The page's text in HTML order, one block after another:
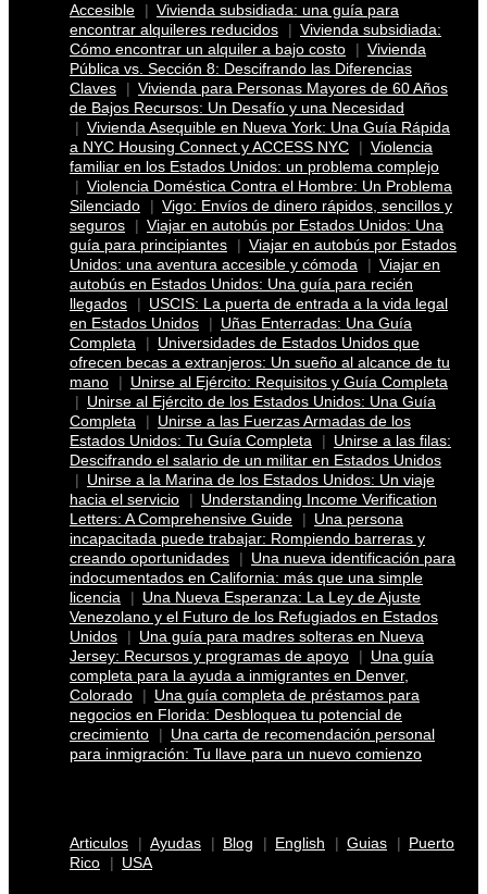
Accesible
Vivienda subsidiada: una guía para
encontrar alquileres reducidos
Vivienda subsidiada:
Cómo encontrar un alquiler a bajo costo
Vivienda
Pública vs. Sección 8: Descifrando las Diferencias
Claves
Vivienda para Personas Mayores de 60 Años
de Bajos Recursos: Un Desafío y una Necesidad
Vivienda Asequible en Nueva York: Una Guía Rápida
a NYC Housing Connect y ACCESS NYC
Violencia
familiar en los Estados Unidos: un problema complejo
Violencia Doméstica Contra el Hombre: Un Problema
Silenciado
Vigo: Envíos de dinero rápidos, sencillos y
seguros
Viajar en autobús por Estados Unidos: Una
guía para principiantes
Viajar en autobús por Estados
Unidos: una aventura accesible y cómoda
Viajar en
autobús en Estados Unidos: Una guía para recién
llegados
USCIS: La puerta de entrada a la vida legal
en Estados Unidos
Uñas Enterradas: Una Guía
Completa
Universidades de Estados Unidos que
ofrecen becas a extranjeros: Un sueño al alcance de tu
mano
Unirse al Ejército: Requisitos y Guía Completa
Unirse al Ejército de los Estados Unidos: Una Guía
Completa
Unirse a las Fuerzas Armadas de los
Estados Unidos: Tu Guía Completa
Unirse a las filas:
Descifrando el salario de un militar en Estados Unidos
Unirse a la Marina de los Estados Unidos: Un viaje
hacia el servicio
Understanding Income Verification
Letters: A Comprehensive Guide
Una persona
incapacitada puede trabajar: Rompiendo barreras y
creando oportunidades
Una nueva identificación para
indocumentados en California: más que una simple
licencia
Una Nueva Esperanza: La Ley de Ajuste
Venezolano y el Futuro de los Refugiados en Estados
Unidos
Una guía para madres solteras en Nueva
Jersey: Recursos y programas de apoyo
Una guía
completa para la ayuda a inmigrantes en Denver,
Colorado
Una guía completa de préstamos para
negocios en Florida: Desbloquea tu potencial de
crecimiento
Una carta de recomendación personal
para inmigración: Tu llave para un nuevo comienzo
Articulos Ayudas Blog English Guias
Puerto
Rico
USA